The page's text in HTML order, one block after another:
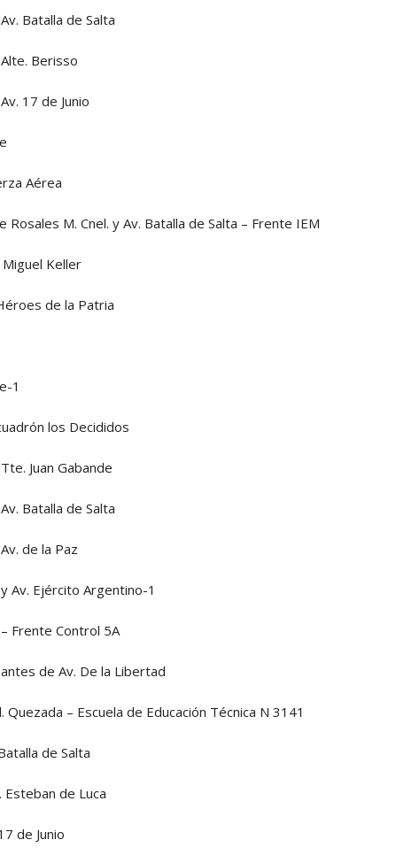
Batalla de Salta
Berisso
17 de Junio
Aérea
Rosales M. Cnel. y Av. Batalla de Salta – Frente IEM
Miguel Keller
de la Patria
1
los Decididos
Juan Gabande
Batalla de Salta
de la Paz
Av. Ejército Argentino-1
Frente Control 5A
de Av. De la Libertad
Quezada – Escuela de Educación Técnica N 3141
de Salta
Esteban de Luca
de Junio